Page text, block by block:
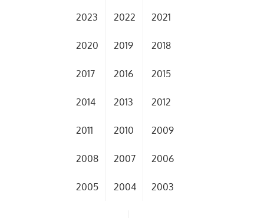
2023 2022 2021
2020 2019 2018
2017 2016 2015
2014 2013 2012
2011 2010 2009
2008 2007 2006
2005 2004 2003